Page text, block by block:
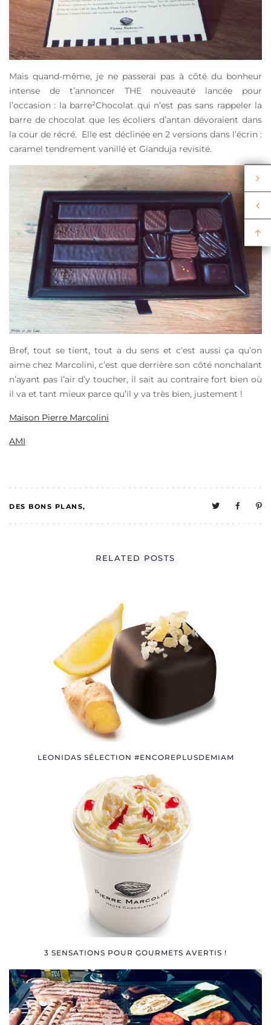
Mais quand-même, je ne passerai pas à côté du bonheur
intense de t’annoncer THE nouveauté lancée pour
l’occasion : la barre²Chocolat qui n’est pas sans rappeler la
barre de chocolat que les écoliers d’antan dévoraient dans
la cour de récré. Elle est déclinée en 2 versions dans l’écrin :
caramel tendrement vanillé et Gianduja revisité.
Bref, tout se tient, tout a du sens et c’est aussi ça qu’on
aime chez Marcolini, c’est que derrière son côté nonchalant
n’ayant pas l’air d’y toucher, il sait au contraire fort bien où
il va et tant mieux parce qu’il y va très bien, justement !
Maison Pierre Marcolini
AMI
DES BONS PLANS
RELATED POSTS
LEONIDAS SÉLECTION #ENCOREPLUSDEMIAM
3 SENSATIONS POUR GOURMETS AVERTIS !